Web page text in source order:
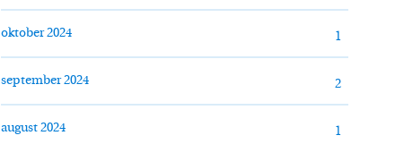
oktober 2024 1
september 2024 2
august 2024 1